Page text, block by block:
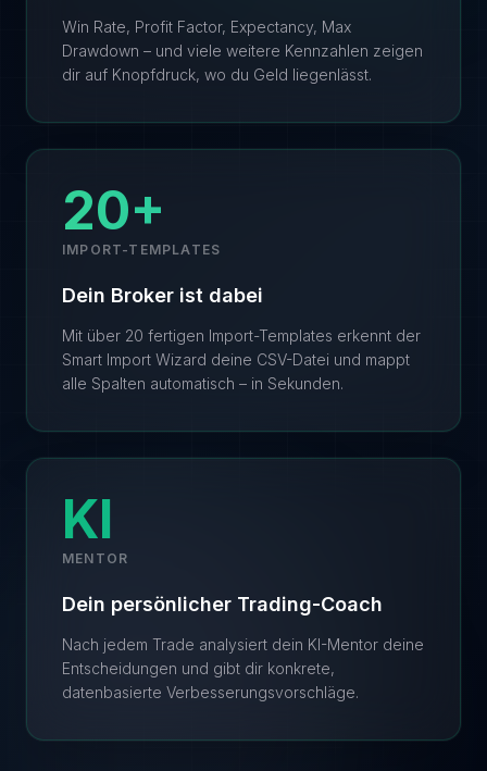
Win Rate, Profit Factor, Expectancy, Max
Drawdown – und viele weitere Kennzahlen zeigen
dir auf Knopfdruck, wo du Geld liegenlässt.
20+
IMPORT-TEMPLATES
Dein Broker ist dabei
Mit über 20 fertigen Import-Templates erkennt der
Smart Import Wizard deine CSV-Datei und mappt
alle Spalten automatisch – in Sekunden.
KI
MENTOR
Dein persönlicher Trading-Coach
Nach jedem Trade analysiert dein KI-Mentor deine
Entscheidungen und gibt dir konkrete,
datenbasierte Verbesserungsvorschläge.